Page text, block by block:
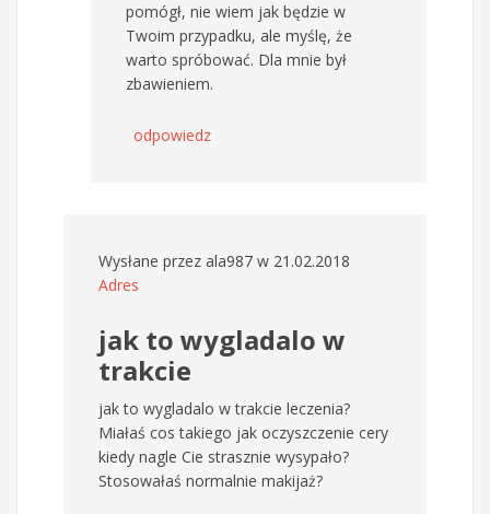
pomógł, nie wiem jak będzie w
Twoim przypadku, ale myślę, że
warto spróbować. Dla mnie był
zbawieniem.
odpowiedz
Wysłane przez ala987 w 21.02.2018
Adres
jak to wygladalo w
trakcie
jak to wygladalo w trakcie leczenia?
Miałaś cos takiego jak oczyszczenie cery
kiedy nagle Cie strasznie wysypało?
Stosowałaś normalnie makijaż?